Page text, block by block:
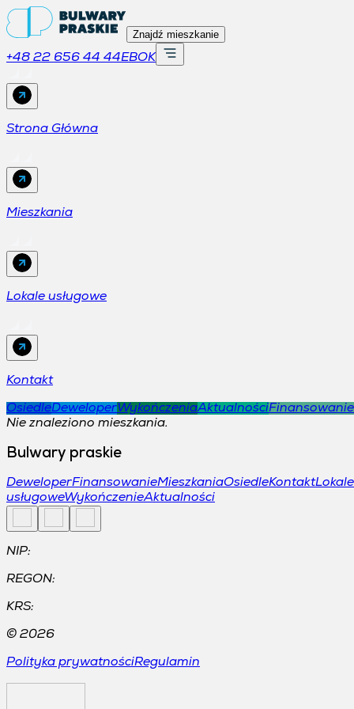
Znajdź mieszkanie
+48 22 656 44 44EBOK
Strona Główna
Mieszkania
Lokale usługowe
Kontakt
OsiedleDeweloperWykończeniaAktualnościFinansowanie
Nie znaleziono mieszkania.
Bulwary praskie
DeweloperFinansowanieMieszkaniaOsiedleKontaktLokale
usługoweWykończenieAktualności
NIP:
REGON:
KRS:
© 2026
Polityka prywatnościRegulamin